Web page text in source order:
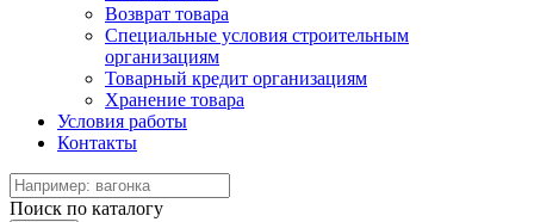
Возврат товара
Специальные условия строительным
организациям
Товарный кредит организациям
Хранение товара
Условия работы
Контакты
Поиск по каталогу